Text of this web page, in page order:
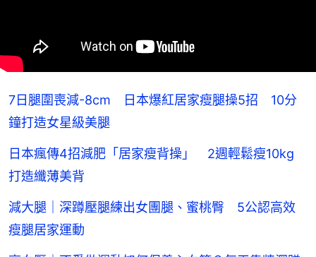
7日腿圍喪減-8cm 日本爆紅居家瘦腿操5招 10分
鐘打造女星級美腿
日本瘋傳4招減肥「居家瘦背操」 2週輕鬆瘦10kg
打造纖薄美背
減大腿｜深蹲壓腿練出女團腿、蜜桃臀 5公認高效
瘦腿居家運動